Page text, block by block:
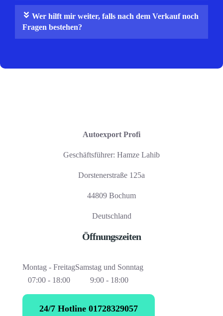
Wer hilft mir weiter, falls nach dem Verkauf noch
Fragen bestehen?
Autoexport Profi
Geschäftsführer: Hamze Lahib
Dorstenerstraße 125a
44809 Bochum
Deutschland
Öffnungszeiten
Montag - Freitag
07:00 - 18:00
Samstag und Sonntag
9:00 - 18:00
24/7 Hotline 01728329057